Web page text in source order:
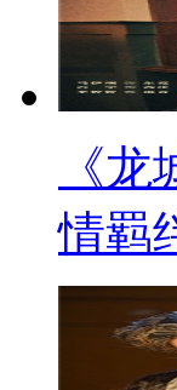
《
情羁